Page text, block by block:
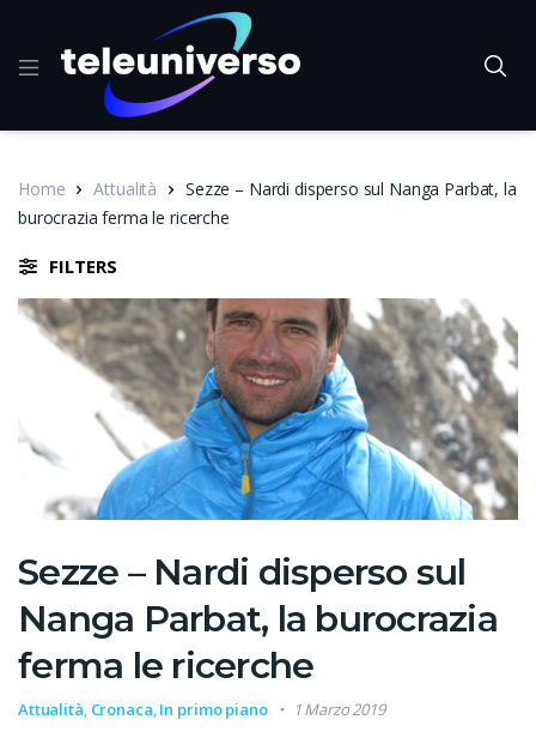
Home Attualità
Sezze – Nardi disperso sul Nanga Parbat, la
burocrazia ferma le ricerche
FILTERS
Sezze – Nardi disperso sul
Nanga Parbat, la burocrazia
ferma le ricerche
Attualità, Cronaca,In primo piano 1 Marzo 2019